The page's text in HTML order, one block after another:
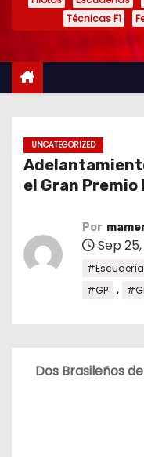
i
Técnicas F1
UNCATEGORIZED
el Gran Premio
Por
Sep 25,
#GP ,
Dos Brasileños